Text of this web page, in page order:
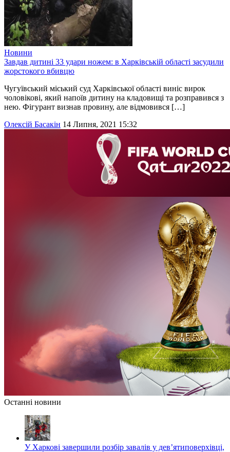
Новини
Завдав дитині 33 удари ножем: в Харківській області засудили
жорстокого вбивцю
Чугуївський міський суд Харківської області виніс вирок
чоловікові, який напоїв дитину на кладовищі та розправився з
нею. Фігурант визнав провину, але відмовився […]
Олексій Басакін 14 Липня, 2021 15:32
Останні новини
У Харкові завершили розбір завалів у дев’ятиповерхівці,